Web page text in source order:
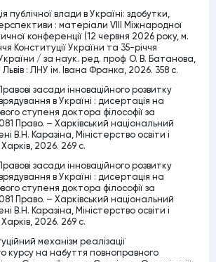
публічної влади в Україні: здобутки,
: матеріали VІІІ Міжнародної
конференції (12 червня 2026 року, м.
Конституції України та 35-річчя
/ за наук. ред. проф. О. В. Батанова,
Львів : ЛНУ ім. Івана Франка, 2026. 358 с.
засади інноваційного розвитку
в Україні : дисертація на
ступеня доктора філософії за
Право. – Харківський національний
В.Н. Каразіна, Міністерство освіти і
2026. 269 c.
засади інноваційного розвитку
в Україні : дисертація на
ступеня доктора філософії за
Право. – Харківський національний
В.Н. Каразіна, Міністерство освіти і
2026. 269 c.
механізм реалізації
курсу на набуття повноправного